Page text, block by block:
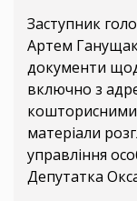
Заступник
Артем
документи
включно з
кошторисними
матеріали
управління
Депутатка